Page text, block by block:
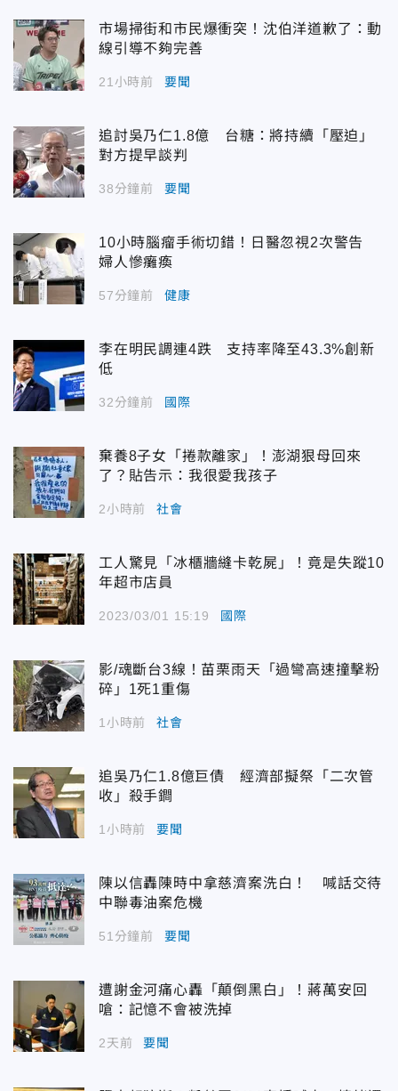
市場掃街和市民爆衝突！沈伯洋道歉了：動
線引導不夠完善
21小時前 要聞
追討吳乃仁1.8億 台糖：將持續「壓迫」
對方提早談判
38分鐘前 要聞
10小時腦瘤手術切錯！日醫忽視2次警告
婦人慘癱瘓
57分鐘前 健康
李在明民調連4跌 支持率降至43.3%創新
低
32分鐘前 國際
棄養8子女「捲款離家」！澎湖狠母回來
了？貼告示：我很愛我孩子
2小時前 社會
工人驚見「冰櫃牆縫卡乾屍」！竟是失蹤10
年超市店員
2023/03/01 15:19 國際
影/魂斷台3線！苗栗雨天「過彎高速撞擊粉
碎」1死1重傷
1小時前 社會
追吳乃仁1.8億巨債 經濟部擬祭「二次管
收」殺手鐧
1小時前 要聞
陳以信轟陳時中拿慈濟案洗白！ 喊話交待
中聯毒油案危機
51分鐘前 要聞
遭謝金河痛心轟「顛倒黑白」！蔣萬安回
嗆：記憶不會被洗掉
2天前 要聞